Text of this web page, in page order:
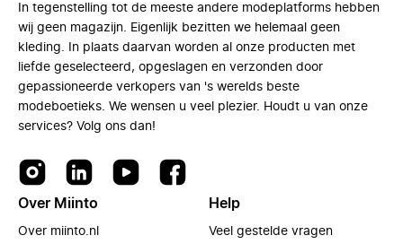
In tegenstelling tot de meeste andere modeplatforms hebben
wij geen magazijn. Eigenlijk bezitten we helemaal geen
kleding. In plaats daarvan worden al onze producten met
liefde geselecteerd, opgeslagen en verzonden door
gepassioneerde verkopers van 's werelds beste
modeboetieks. We wensen u veel plezier. Houdt u van onze
services? Volg ons dan!
Over Miinto
Over miinto.nl
Help
Veel gestelde vragen